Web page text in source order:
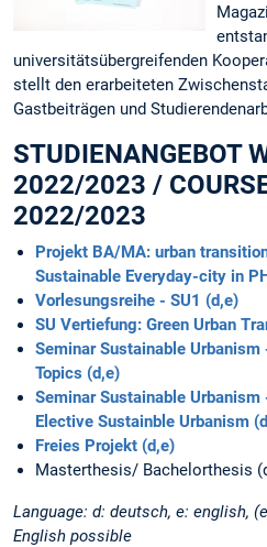
universitätsübergreifenden
stellt den erarbeiteten
Gastbeiträgen und
STUDIENANGEBOT
2022/2023 /
2022/2023
Projekt BA/MA: urban
Sustainable Everyday-city in
Vorlesungsreihe - SU1 (d,e)
SU Vertiefung: Green Urban
Seminar Sustainable
Topics (d,e)
Seminar Sustainable
Elective Sustainble Urbanism
Freies Projekt (d,e)
Masterthesis/ Bachelorthesis
Language: d: deutsch, e: english,
English possible